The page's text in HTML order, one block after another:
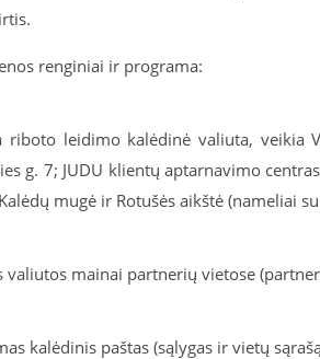
renginiai ir programa:
riboto leidimo kalėdinė valiuta, veikia
g. 7; JUDU klientų aptarnavimo
mugė ir Rotušės aikštė (nameliai
valiutos mainai partnerių vietose
kalėdinis paštas (sąlygas ir vietų